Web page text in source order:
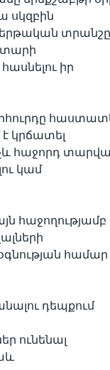
սկզբին
իր
կրճատել
հաջորդ տարվա
կամ
հաջողությամբ
համար
դեպքում
ունենալ